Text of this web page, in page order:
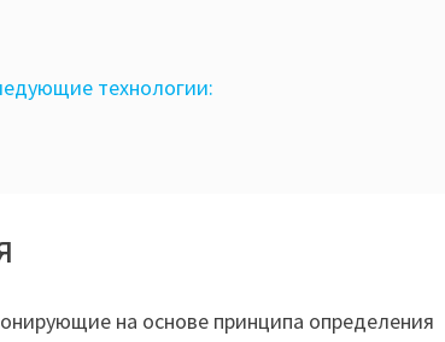
технологии:
на основе принципа определения